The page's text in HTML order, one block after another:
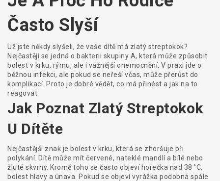
Často Slyší
Už jste někdy slyšeli, že vaše dítě má zlatý streptokok?
Nejčastěji se jedná o bakterii skupiny A, která může způsobit
bolest v krku, rýmu, ale i vážnější onemocnění. V praxi jde o
běžnou infekci, ale pokud se neřeší včas, může přerůst do
komplikací. Proto je dobré vědět, co má přinést a jak na to
reagovat.
Jak Poznat Zlatý Streptokok
U Dítěte
Nejčastější znak je bolest v krku, která se zhoršuje při
polykání. Dítě může mít červené, nateklé mandlí a bílé nebo
žluté skvrny. Kromě toho se často objeví horečka nad 38 °C,
bolest hlavy a únava. Pokud se objeví vyrážka podobná spále